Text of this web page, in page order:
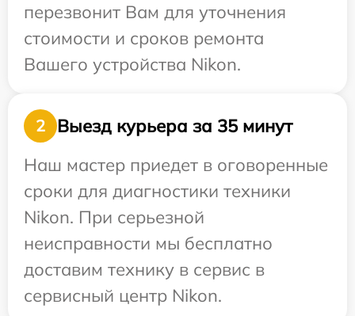
перезвонит Вам для уточнения
стоимости и сроков ремонта
Вашего устройства Nikon.
2
Выезд курьера за 35 минут
Наш мастер приедет в оговоренные
сроки для диагностики техники
Nikon. При серьезной
неисправности мы бесплатно
доставим технику в сервис в
сервисный центр Nikon.